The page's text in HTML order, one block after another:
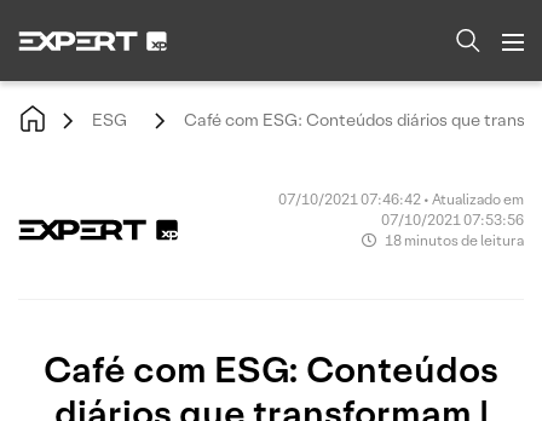
ESG Café com ESG: Conteúdos diários que
07/10/2021 07:46:42 • Atualizado em
07/10/2021 07:53:56
18 minutos de leitura
Café com ESG: Conteúdos